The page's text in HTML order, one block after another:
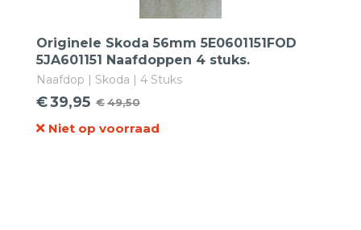
Originele Skoda 56mm 5E0601151FOD
5JA601151 Naafdoppen 4 stuks.
Naafdop | Skoda | 4 Stuks
€49,50
Oorspronkelijke
prijs
€39,95
Huidige
prijs
Niet op voorraad